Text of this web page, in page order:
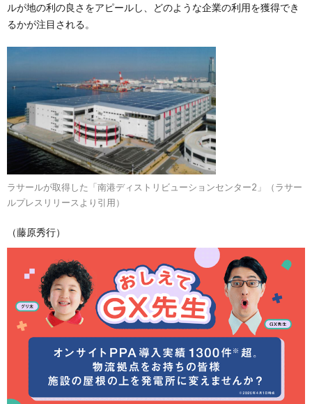
ルが地の利の良さをアピールし、どのような企業の利用を獲得でき
るかが注目される。
ラサールが取得した「南港ディストリビューションセンター2」（ラサー
ルプレスリリースより引用）
（藤原秀行）